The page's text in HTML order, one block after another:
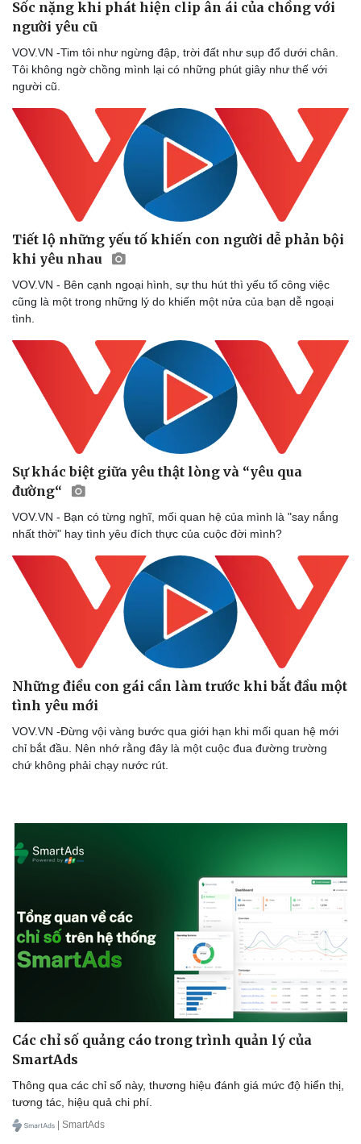
Sân khấu - Điện ảnh
Âm nhạc
Di sản
Nghệ sĩ
Sao Việt
Sốc nặng khi phát hiện clip ân ái của chồng với
người yêu cũ
VOV.VN -Tim tôi như ngừng đập, trời đất như sụp đổ dưới chân.
Tôi không ngờ chồng mình lại có những phút giây như thế với
người cũ.
Tiết lộ những yếu tố khiến con người dễ phản bội
khi yêu nhau
VOV.VN - Bên cạnh ngoại hình, sự thu hút thì yếu tố công việc
cũng là một trong những lý do khiến một nửa của bạn dễ ngoại
tình.
Sự khác biệt giữa yêu thật lòng và “yêu qua
đường“
VOV.VN - Bạn có từng nghĩ, mối quan hệ của mình là "say nắng
nhất thời" hay tình yêu đích thực của cuộc đời mình?
Những điều con gái cần làm trước khi bắt đầu một
tình yêu mới
VOV.VN -Đừng vội vàng bước qua giới hạn khi mối quan hệ mới
chỉ bắt đầu. Nên nhớ rằng đây là một cuộc đua đường trường
chứ không phải chạy nước rút.
Các chỉ số quảng cáo trong trình quản lý của
SmartAds
Thông qua các chỉ số này, thương hiệu đánh giá mức độ hiển thị,
tương tác, hiệu quả chi phí.
| SmartAds